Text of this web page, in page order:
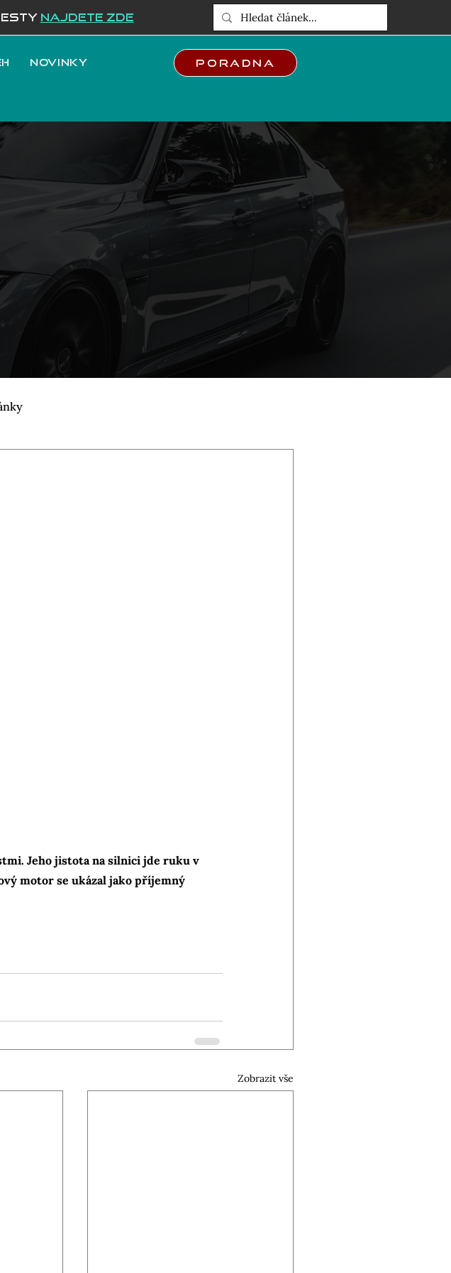
NAJDETE ZDE
Novinky Poradna
Jeho jistota na silnici jde ruku v
motor se ukázal jako příjemný
Zobrazit vše